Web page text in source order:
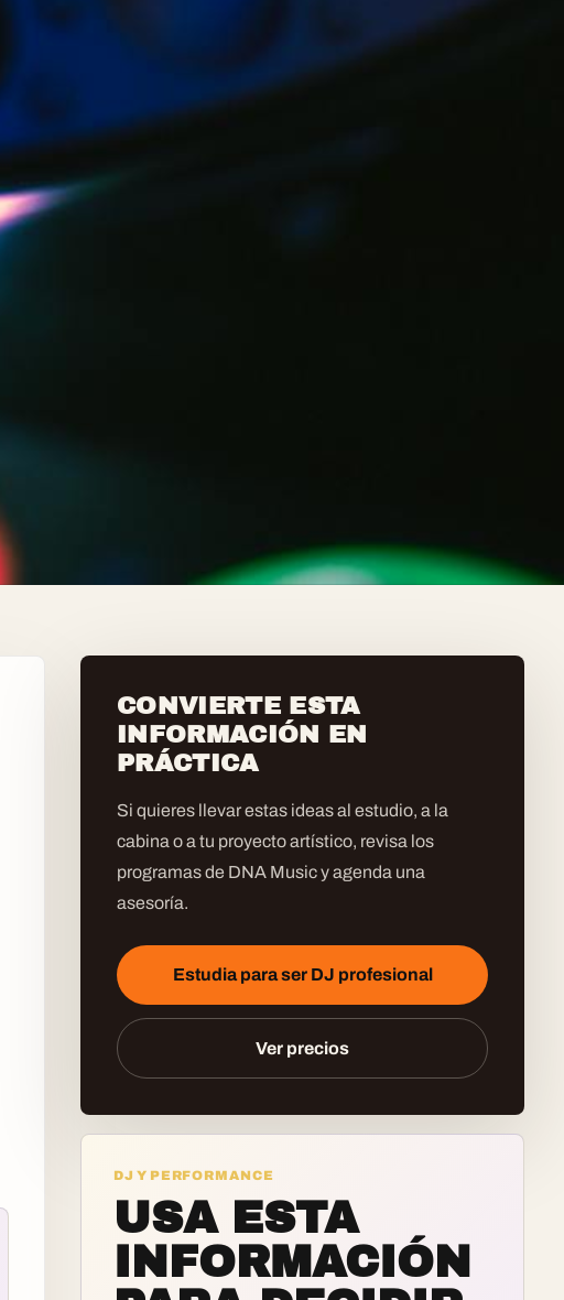
CONVIERTE ESTA
INFORMACIÓN EN
PRÁCTICA
Si quieres llevar estas ideas al estudio, a la
cabina o a tu proyecto artístico, revisa los
programas de DNA Music y agenda una
asesoría.
Estudia para ser DJ profesional
Ver precios
DJ Y PERFORMANCE
USA ESTA
INFORMACIÓN